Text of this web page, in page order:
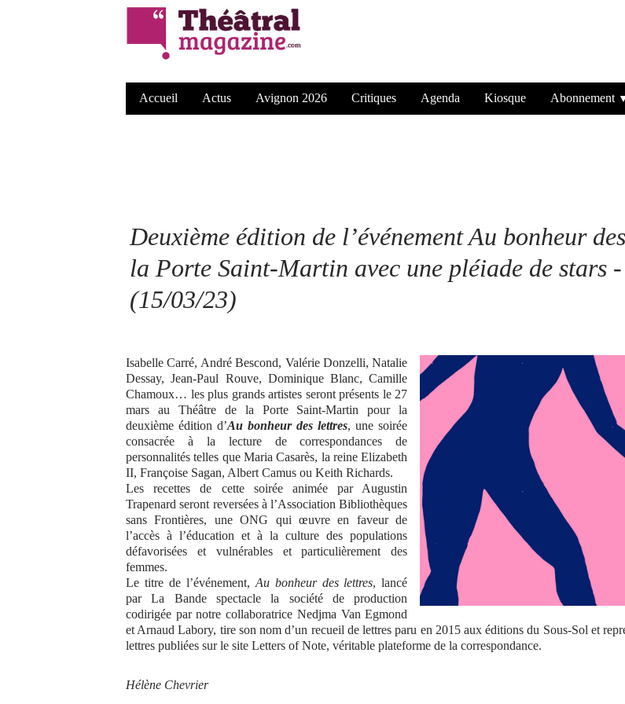
Accueil Actus Avignon 2026 Critiques Agenda Kiosque Abonnement
Deuxième édition de l’événement Au bonheur
la Porte Saint-Martin avec une pléiade de stars -
(15/03/23)
Isabelle Carré, André Bescond, Valérie Donzelli, Natalie
Dessay, Jean-Paul Rouve, Dominique Blanc, Camille
Chamoux… les plus grands artistes seront présents le 27
mars au Théâtre de la Porte Saint-Martin pour la
deuxième édition d’Au bonheur des lettres, une soirée
consacrée à la lecture de correspondances de
personnalités telles que Maria Casarès, la reine Elizabeth
II, Françoise Sagan, Albert Camus ou Keith Richards.
Les recettes de cette soirée animée par Augustin
Trapenard seront reversées à l’Association Bibliothèques
sans Frontières, une ONG qui œuvre en faveur de
l’accès à l’éducation et à la culture des populations
défavorisées et vulnérables et particulièrement des
femmes.
Le titre de l’événement, Au bonheur des lettres, lancé
par La Bande spectacle la société de production
codirigée par notre collaboratrice Nedjma Van Egmond
et Arnaud Labory, tire son nom d’un recueil de lettres paru en 2015 aux éditions du Sous-Sol et
lettres publiées sur le site Letters of Note, véritable plateforme de la correspondance.
Hélène Chevrier